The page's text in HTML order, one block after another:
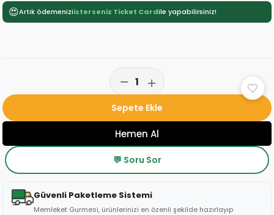
😍Artık ödemeniziisterseniz Ticket Cardile yapabilirsiniz!
💬 Soru Sor
Güvenli Paketleme Sistemi
Memleket Gurmesi, ürünlerinizi en özenli şekilde hazırlayıp